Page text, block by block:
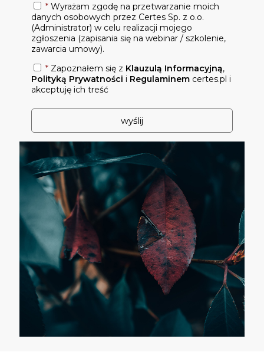
* Wyrażam zgodę na przetwarzanie moich
danych osobowych przez Certes Sp. z o.o.
(Administrator) w celu realizacji mojego
zgłoszenia (zapisania się na webinar / szkolenie,
zawarcia umowy).
* Zapoznałem się z Klauzulą Informacyjną,
Polityką Prywatności i Regulaminem certes.pl i
akceptuję ich treść